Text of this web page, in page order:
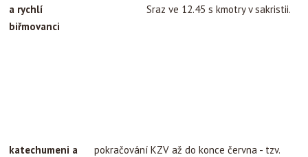
a rychlí
biřmovanci
Sraz ve 12.45 s kmotry v sakristii.
katechumeni a
pokračování KZV až do konce června - tzv.